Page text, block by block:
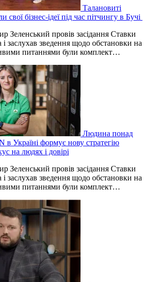
Талановиті
свої бізнес-ідеї під час пітчингу в Бучі
Зеленський провів засідання Ставки
заслухав зведення щодо обстановки на
питаннями були комплект…
Людина понад
Україні формує нову стратегію
на людях і довірі
Зеленський провів засідання Ставки
заслухав зведення щодо обстановки на
питаннями були комплект…